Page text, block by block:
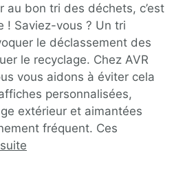
au bon tri des déchets, c’est
! Saviez-vous ? Un tri
le déclassement des
le recyclage. Chez AVR
vous aidons à éviter cela
personnalisées,
extérieur et aimantées
fréquent. Ces